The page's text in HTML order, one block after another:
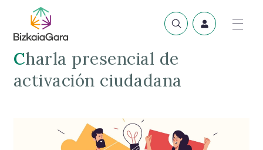
Charla presencial de
activación ciudadana